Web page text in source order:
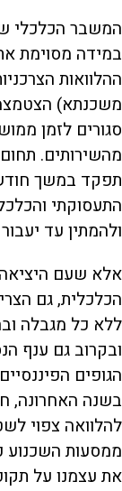
המשבר הכלכלי
במידה מסוימת
ההלוואות
משכנתא)
סגורים לזמן
מהשירותים.
תפקד במשך
התעסוקתי
ולהמתין עד
אלא שעם
הכלכלית, גם
ללא כל מגבלה
ובקרוב גם ענף
הגופים
בשנה האחרונה,
להלוואה צפוי
ממסעות השכנוע
את עצמנו על